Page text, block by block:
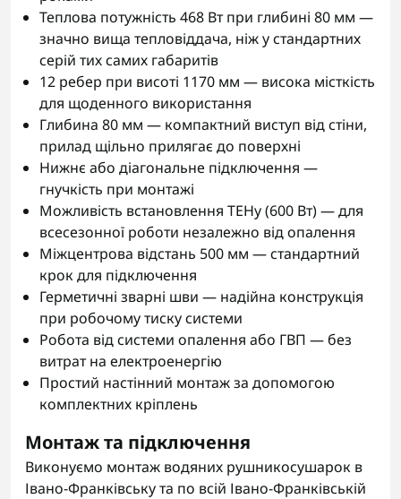
Теплова потужність 468 Вт при глибині 80 мм —
значно вища тепловіддача, ніж у стандартних
серій тих самих габаритів
12 ребер при висоті 1170 мм — висока місткість
для щоденного використання
Глибина 80 мм — компактний виступ від стіни,
прилад щільно прилягає до поверхні
Нижнє або діагональне підключення —
гнучкість при монтажі
Можливість встановлення ТЕНу (600 Вт) — для
всесезонної роботи незалежно від опалення
Міжцентрова відстань 500 мм — стандартний
крок для підключення
Герметичні зварні шви — надійна конструкція
при робочому тиску системи
Робота від системи опалення або ГВП — без
витрат на електроенергію
Простий настінний монтаж за допомогою
комплектних кріплень
Монтаж та підключення
Виконуємо монтаж водяних рушникосушарок в
Івано-Франківську та по всій Івано-Франківській